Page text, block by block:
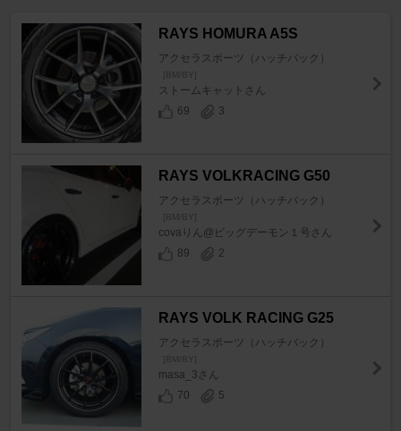
RAYS HOMURA A5S
アクセラスポーツ（ハッチバック）
[BM/BY]
ストームキャットさん
69
3
RAYS VOLKRACING G50
アクセラスポーツ（ハッチバック）
[BM/BY]
covaりん@ビッグデーモン１号さん
89
2
RAYS VOLK RACING G25
アクセラスポーツ（ハッチバック）
[BM/BY]
masa_3さん
70
5